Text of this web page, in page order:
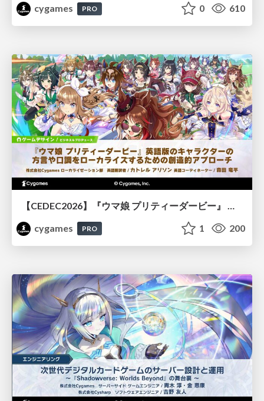
cygames
PRO 0 610
cygames
PRO 1 200